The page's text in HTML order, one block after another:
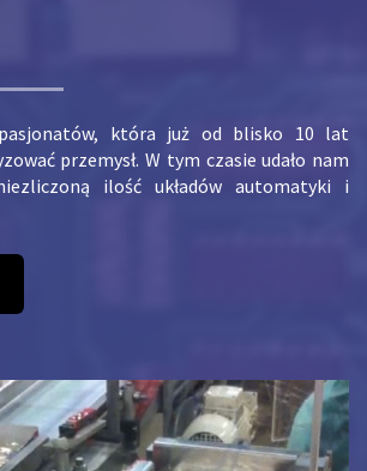
która już od blisko 10 lat
przemysł. W tym czasie udało nam
ilość układów automatyki i